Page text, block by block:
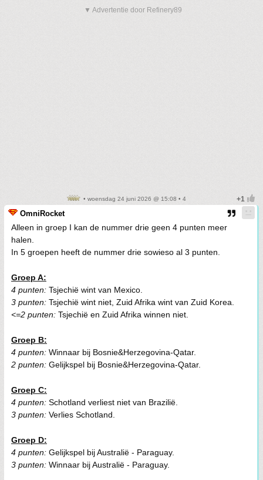
▼ Advertentie door Refinery89
• woensdag 24 juni 2026 @ 15:08 • 4
OmniRocket
Alleen in groep I kan de nummer drie geen 4 punten meer
halen.
In 5 groepen heeft de nummer drie sowieso al 3 punten.
Groep A:
4 punten: Tsjechië wint van Mexico.
3 punten: Tsjechië wint niet, Zuid Afrika wint van Zuid Korea.
<=2 punten: Tsjechië en Zuid Afrika winnen niet.
Groep B:
4 punten: Winnaar bij Bosnie&Herzegovina-Qatar.
2 punten: Gelijkspel bij Bosnie&Herzegovina-Qatar.
Groep C:
4 punten: Schotland verliest niet van Brazilië.
3 punten: Verlies Schotland.
Groep D:
4 punten: Gelijkspel bij Australië - Paraguay.
3 punten: Winnaar bij Australië - Paraguay.